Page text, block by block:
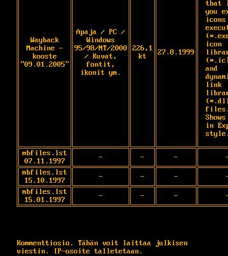
Wayback
Machine -
kooste
"09.01.2005"
Apaja / PC /
Windows
95/98/NT/2000
/ Kuvat,
fontit,
ikonit ym.
226,1
kt
27.8.1999
that
you
icon
and
link
in
mbfiles.lst
07.11.1997
- - -
mbfiles.lst
15.10.1997
- - -
mbfiles.lst
15.01.1997
- - -
Kommenttiosio. Tähän voit laittaa julkisen
viestin. IP-osoite talletetaan.